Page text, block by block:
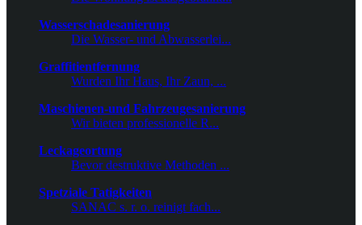
Wasserschadesanierung
Die Wasser- und Abwasserlei...
Graffitientfernung
Wurden Ihr Haus, Ihr Zaun, ...
Maschienen-und Fahrzeugesanierung
Wir bieten professionelle R...
Leckageortung
Bevor destruktive Methoden ...
Spetziale Tatigkeiten
SANAC s. r. o. reinigt fach...